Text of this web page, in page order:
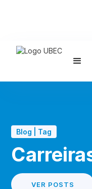
Blog | Tag
VER POSTS